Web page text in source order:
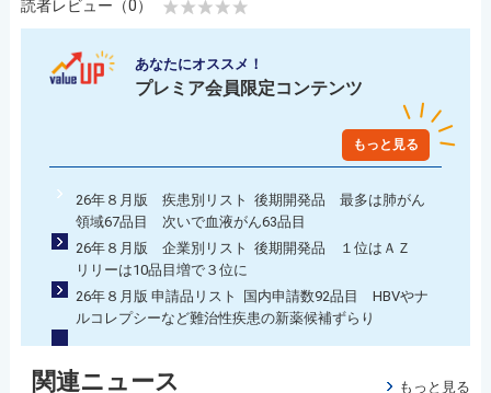
読者レビュー（0）
あなたにオススメ！
プレミア会員限定コンテンツ
もっと見る
26年８月版 疾患別リスト 後期開発品 最多は肺がん
領域67品目 次いで血液がん63品目
26年８月版 企業別リスト 後期開発品 １位はＡＺ
リリーは10品目増で３位に
26年８月版 申請品リスト 国内申請数92品目 HBVやナ
ルコレプシーなど難治性疾患の新薬候補ずらり
関連ニュース もっと見る